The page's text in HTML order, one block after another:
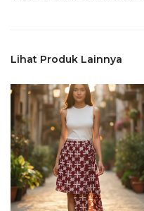
Lihat Produk Lainnya